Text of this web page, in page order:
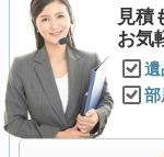
見積
お気
遺
部